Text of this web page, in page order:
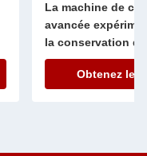
La machine de
avancée
la conservation
Obtenez le